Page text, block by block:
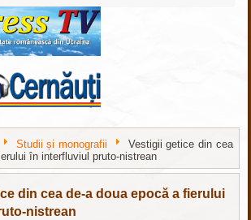
Studii și monografii
Vestigii getice din cea
în interfluviul pruto-nistrean
din cea de-a doua epocă a fierului
nistrean